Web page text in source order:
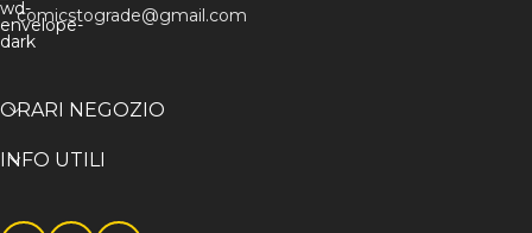
comicstograde@gmail.com
ORARI NEGOZIO
INFO UTILI